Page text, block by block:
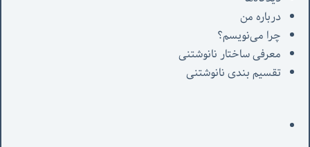
درباره من
چرا می‌نویسم؟
معرفی‌ ساختار نانوشتنی
تقسیم بندی نانوشتنی